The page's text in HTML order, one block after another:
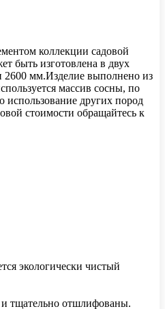
коллекции садовой
быть изготовлена в двух
мм.Изделие выполнено из
массив сосны, по
использование других пород
стоимости обращайтесь к
экологически чистый
тщательно отшлифованы.